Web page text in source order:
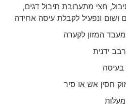
חצי מתערובת תיבול דגים,
ונפעיל לקבלת עיסה אחידה
המזון לקערה
ידנית
אש או סיר